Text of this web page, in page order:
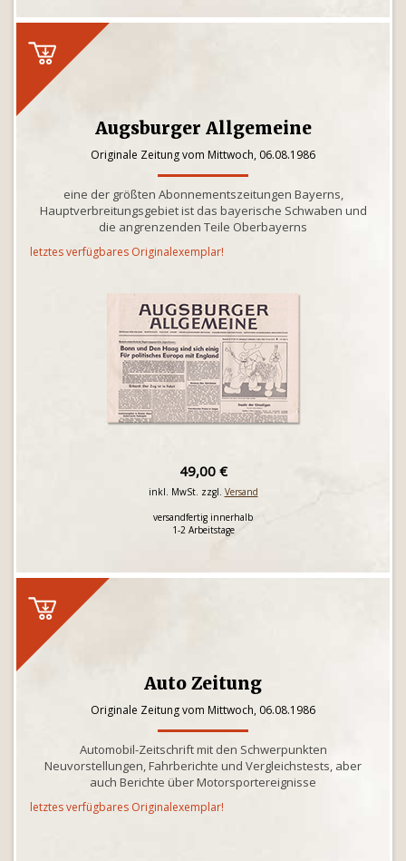
Augsburger Allgemeine
Originale Zeitung vom Mittwoch, 06.08.1986
eine der größten Abonnementszeitungen Bayerns,
Hauptverbreitungsgebiet ist das bayerische Schwaben und
die angrenzenden Teile Oberbayerns
letztes verfügbares Originalexemplar!
49,00 €
inkl. MwSt. zzgl. Versand
versandfertig innerhalb
1-2 Arbeitstage
Auto Zeitung
Originale Zeitung vom Mittwoch, 06.08.1986
Automobil-Zeitschrift mit den Schwerpunkten
Neuvorstellungen, Fahrberichte und Vergleichstests, aber
auch Berichte über Motorsportereignisse
letztes verfügbares Originalexemplar!